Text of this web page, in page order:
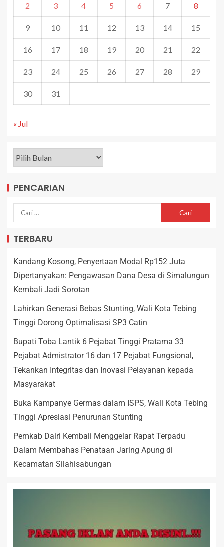
2 3 4 5 6 7 8
9 10 11 12 13 14 15
16 17 18 19 20 21 22
23 24 25 26 27 28 29
30 31
« Jul
PENCARIAN
TERBARU
Kandang Kosong, Penyertaan Modal Rp152 Juta
Dipertanyakan: Pengawasan Dana Desa di Simalungun
Kembali Jadi Sorotan
Lahirkan Generasi Bebas Stunting, Wali Kota Tebing
Tinggi Dorong Optimalisasi SP3 Catin
Bupati Toba Lantik 6 Pejabat Tinggi Pratama 33
Pejabat Admistrator 16 dan 17 Pejabat Fungsional,
Tekankan Integritas dan Inovasi Pelayanan kepada
Masyarakat
Buka Kampanye Germas dalam ISPS, Wali Kota Tebing
Tinggi Apresiasi Penurunan Stunting
Pemkab Dairi Kembali Menggelar Rapat Terpadu
Dalam Membahas Penataan Jaring Apung di
Kecamatan Silahisabungan